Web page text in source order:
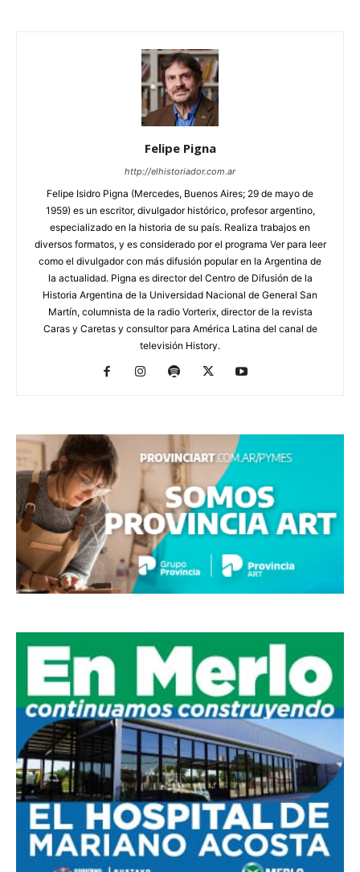
Felipe Pigna
http://elhistoriador.com.ar
Felipe Isidro Pigna (Mercedes, Buenos Aires; 29 de mayo de
1959) es un escritor, divulgador histórico, profesor argentino,
especializado en la historia de su país. Realiza trabajos en
diversos formatos, y es considerado por el programa Ver para leer
como el divulgador con más difusión popular en la Argentina de
la actualidad. Pigna es director del Centro de Difusión de la
Historia Argentina de la Universidad Nacional de General San
Martín, columnista de la radio Vorterix, director de la revista
Caras y Caretas y consultor para América Latina del canal de
televisión History.